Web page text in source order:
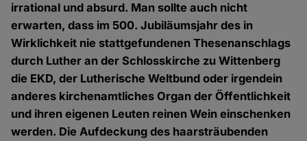
irrational und absurd. Man sollte auch nicht
erwarten, dass im 500. Jubiläumsjahr des in
Wirklichkeit nie stattgefundenen Thesenanschlags
durch Luther an der Schlosskirche zu Wittenberg
die EKD, der Lutherische Weltbund oder irgendein
anderes kirchenamtliches Organ der Öffentlichkeit
und ihren eigenen Leuten reinen Wein einschenken
werden. Die Aufdeckung des haarsträubenden